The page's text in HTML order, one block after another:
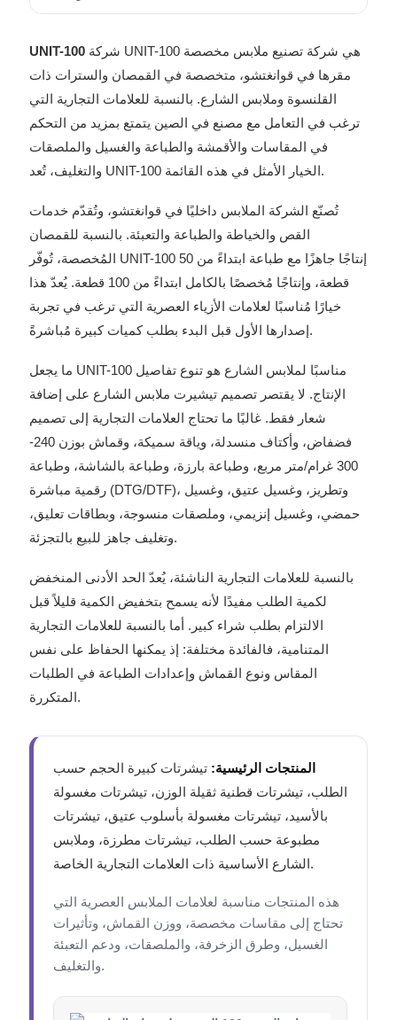
UNIT-100
مقرها في قوانغتشو، متخصصة في القمصان والسترات ذات
القلنسوة وملابس الشارع. بالنسبة للعلامات التجارية التي
ترغب في التعامل مع مصنع في الصين يتمتع بمزيد من التحكم
في المقاسات والأقمشة والطباعة والغسيل والملصقات
والتغليف، تُعد UNIT-100 الخيار الأمثل في هذه القائمة.
تُصنّع الشركة الملابس داخليًا في قوانغتشو، وتُقدّم خدمات
القص والخياطة والطباعة والتعبئة. بالنسبة للقمصان
المُخصصة، تُوفّر UNIT-100 إنتاجًا جاهزًا مع طباعة ابتداءً من 50
قطعة، وإنتاجًا مُخصصًا بالكامل ابتداءً من 100 قطعة. يُعدّ هذا
خيارًا مُناسبًا لعلامات الأزياء العصرية التي ترغب في تجربة
إصدارها الأول قبل البدء بطلب كميات كبيرة مُباشرةً.
ما يجعل UNIT-100 مناسبًا لملابس الشارع هو تنوع تفاصيل
الإنتاج. لا يقتصر تصميم تيشيرت ملابس الشارع على إضافة
شعار فقط. غالبًا ما تحتاج العلامات التجارية إلى تصميم
فضفاض، وأكتاف منسدلة، وياقة سميكة، وقماش بوزن 240-
300 غرام/متر مربع، وطباعة بارزة، وطباعة بالشاشة، وطباعة
رقمية مباشرة (DTG/DTF)، وتطريز، وغسيل عتيق، وغسيل
حمضي، وغسيل إنزيمي، وملصقات منسوجة، وبطاقات تعليق،
وتغليف جاهز للبيع بالتجزئة.
بالنسبة للعلامات التجارية الناشئة، يُعدّ الحد الأدنى المنخفض
لكمية الطلب مفيدًا لأنه يسمح بتخفيض الكمية قليلاً قبل
الالتزام بطلب شراء كبير. أما بالنسبة للعلامات التجارية
المتنامية، فالفائدة مختلفة: إذ يمكنها الحفاظ على نفس
المقاس ونوع القماش وإعدادات الطباعة في الطلبات
المتكررة.
المنتجات الرئيسية: تيشرتات كبيرة الحجم حسب
الطلب، تيشرتات قطنية ثقيلة الوزن، تيشرتات مغسولة
بالأسيد، تيشرتات مغسولة بأسلوب عتيق، تيشرتات
مطبوعة حسب الطلب، تيشرتات مطرزة، وملابس
الشارع الأساسية ذات العلامات التجارية الخاصة.
هذه المنتجات مناسبة لعلامات الملابس العصرية التي
تحتاج إلى مقاسات مخصصة، ووزن القماش، وتأثيرات
الغسيل، وطرق الزخرفة، والملصقات، ودعم التعبئة
والتغليف.